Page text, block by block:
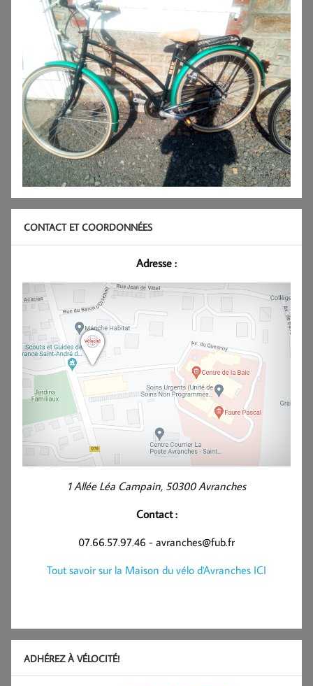
CONTACT ET COORDONNÉES
Adresse :
1 Allée Léa Campain, 50300 Avranches
Contact :
07.66.57.97.46 - avranches@fub.fr
Tout savoir sur la Maison du vélo d'Avranches ICI
ADHÉREZ À VÉLOCITÉ!